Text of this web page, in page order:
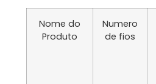
Nome do
Produto
Numero
de fios